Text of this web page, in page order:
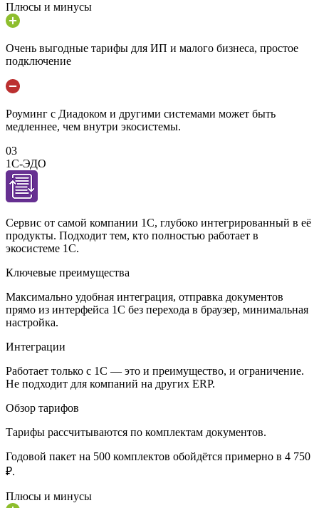
Плюсы и минусы
Очень выгодные тарифы для ИП и малого бизнеса, простое
подключение
Роуминг с Диадоком и другими системами может быть
медленнее, чем внутри экосистемы.
03
1С-ЭДО
Сервис от самой компании 1С, глубоко интегрированный в её
продукты. Подходит тем, кто полностью работает в
экосистеме 1С.
Ключевые преимущества
Максимально удобная интеграция, отправка документов
прямо из интерфейса 1С без перехода в браузер, минимальная
настройка.
Интеграции
Работает только с 1С — это и преимущество, и ограничение.
Не подходит для компаний на других ERP.
Обзор тарифов
Тарифы рассчитываются по комплектам документов.
Годовой пакет на 500 комплектов обойдётся примерно в 4 750
₽.
Плюсы и минусы